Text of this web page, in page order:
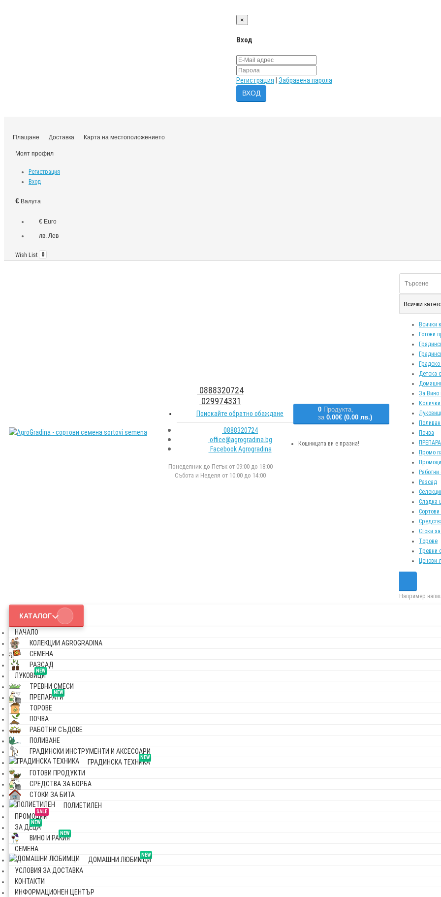
×
Вход
Регистрация Забравена парола
Плащане Доставка Карта на местоположението
Моят профил
Регистрация
Вход
€ Валута
€ Euro
лв. Лев
Wish List 0
0888320724
029974331
Поискайте обратно обаждане
0888320724
office@agrogradina.bg
Facebook Agrogradina
Понеделник до Петък от 09:00 до 18:00
Събота и Неделя от 10:00 до 14:00
0 Продукта,
за 0.00€ (0.00 лв.)
Кошницата ви е празна!
Всички
Всички
Готови
Детска
За Вино
Почва
Промо
Разсад
Сладка
Стоки
Торове
Тревни
Ценови
Например
КАТАЛОГ
НАЧАЛО
КОЛЕКЦИИ AGROGRADINA
СЕМЕНА
РАЗСАД
NEW
ЛУКОВИЦИ
ТРЕВНИ СМЕСИ
NEW
ПРЕПАРАТИ
ТОРОВЕ
ПОЧВА
РАБОТНИ СЪДОВЕ
ПОЛИВАНЕ
ГРАДИНСКИ ИНСТРУМЕНТИ И АКСЕСОАРИ
NEW
ГРАДИНСКА ТЕХНИКА
ГОТОВИ ПРОДУКТИ
СРЕДСТВА ЗА БОРБА
СТОКИ ЗА БИТА
ПОЛИЕТИЛЕН
SALE
ПРОМОЦИИ
NEW
ЗА ДЕЦА
NEW
ВИНО И РАКИЯ
СЕМЕНА
NEW
ДОМАШНИ ЛЮБИМЦИ
УСЛОВИЯ ЗА ДОСТАВКА
КОНТАКТИ
ИНФОРМАЦИОНЕН ЦЕНТЪР